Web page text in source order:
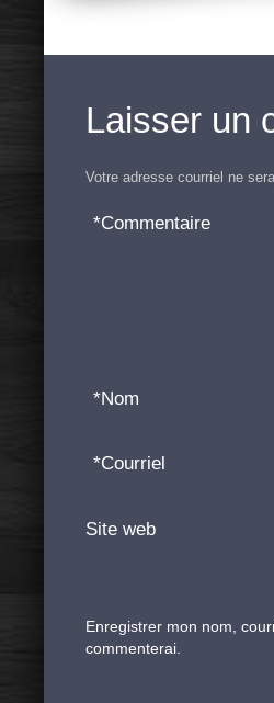
Laisser un
Votre adresse courriel ne
Commentaire
*
Nom
*
Courriel
*
Site web
Enregistrer mon nom,
commenterai.